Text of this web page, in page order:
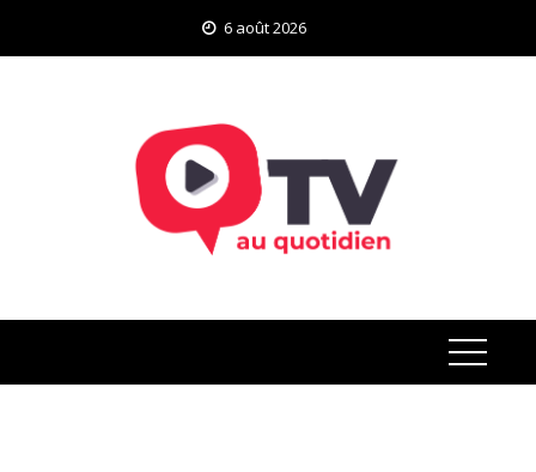
6 août 2026